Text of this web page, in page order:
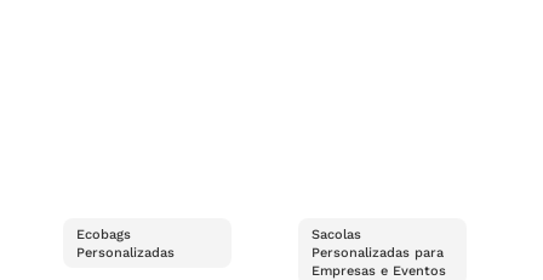
Ecobags
Personalizadas
Sacolas
Personalizadas para
Empresas e Eventos